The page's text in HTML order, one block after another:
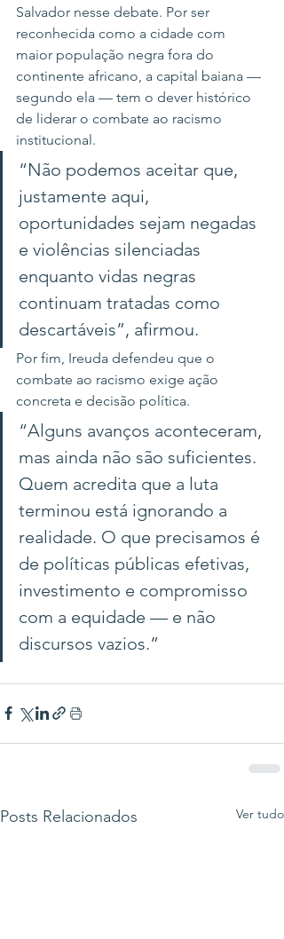
Salvador nesse debate. Por ser
reconhecida como a cidade com
maior população negra fora do
continente africano, a capital baiana —
segundo ela — tem o dever histórico
de liderar o combate ao racismo
institucional.
“Não podemos aceitar que,
justamente aqui,
oportunidades sejam negadas
e violências silenciadas
enquanto vidas negras
continuam tratadas como
descartáveis”, afirmou.
Por fim, Ireuda defendeu que o
combate ao racismo exige ação
concreta e decisão política.
“Alguns avanços aconteceram,
mas ainda não são suficientes.
Quem acredita que a luta
terminou está ignorando a
realidade. O que precisamos é
de políticas públicas efetivas,
investimento e compromisso
com a equidade — e não
discursos vazios.”
Posts Relacionados Ver tudo